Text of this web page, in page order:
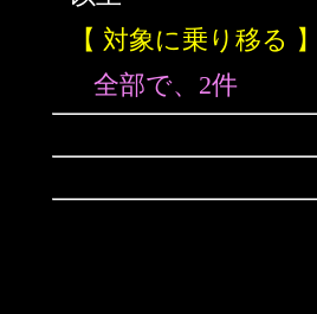
【 対象に乗り移る 】
全部で、2件